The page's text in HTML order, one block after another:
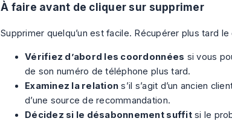
À faire avant de cliquer sur supprimer
Supprimer quelqu’un est facile. Récupérer plus tard
Vérifiez d’abord les coordonnées si vous
de son numéro de téléphone plus tard.
Examinez la relation s’il s’agit d’un ancien
d’une source de recommandation.
Décidez si le désabonnement suffitsi le